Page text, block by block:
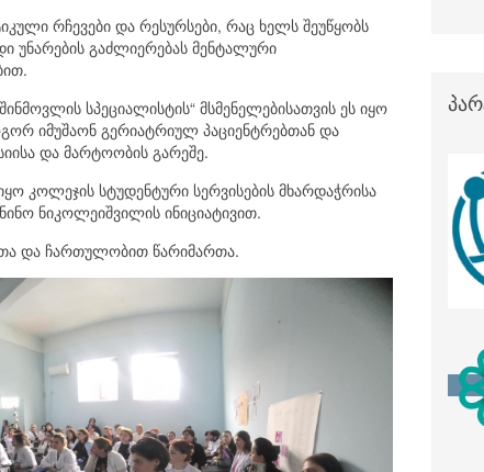
რჩევები და რესურსები, რაც ხელს შეუწყობს
უნარების გაძლიერებას მენტალური
სპეციალისტის“ მსმენელებისათვის ეს იყო
იმუშაონ გერიატრიულ პაციენტრებთან და
და მარტოობის გარეშე.
კოლეჯის სტუდენტური სერვისების მხარდაჭრისა
ნიკოლეიშვილის ინიციატივით.
და ჩართულობით წარიმართა.